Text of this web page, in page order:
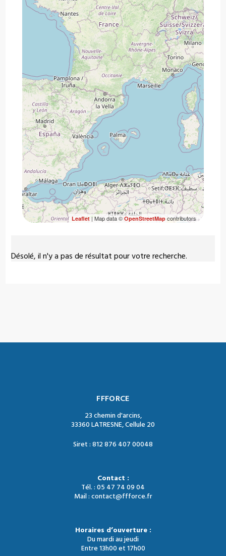
Désolé, il n'y a pas de résultat pour votre recherche.
Leaflet| Map data ©OpenStreetMapcontributors
FFFORCE
23 chemin d'arcins,
33360 LATRESNE, Cellule 20
Siret : 812 876 407 00048
Contact :
Tél. : 05 47 74 09 04
Mail : contact@ffforce.fr
Horaires d’ouverture :
Du mardi au jeudi
Entre 13h00 et 17h00